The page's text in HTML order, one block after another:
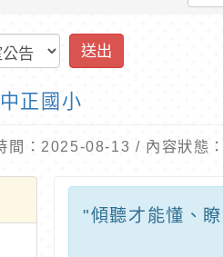
送出
正國小
間：2025-08-13 / 內容狀態
"傾聽才能懂、
成功